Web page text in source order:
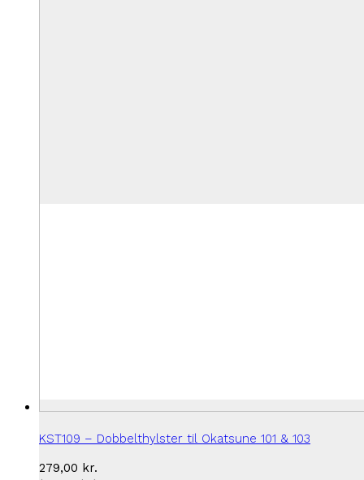
KST109 – Dobbelthylster til Okatsune 101 & 103
279,00 kr.